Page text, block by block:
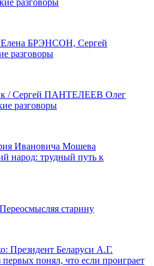
разговоры
Елена БРЭНСОН, Сергей
разговоры
/ Сергей ПАНТЕЛЕЕВ Олег
разговоры
Ивановича Мошева
народ: трудный путь к
старину
Президент Беларуси А.Г.
понял, что если проиграет